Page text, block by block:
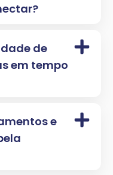
de
em tempo
e